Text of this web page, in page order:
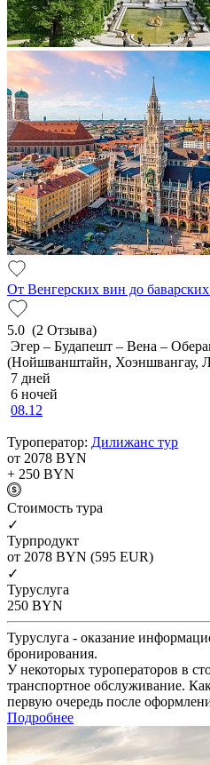
От Венгерских вин до баварских
5.0 (2 Отзыва)
Эгер – Будапешт – Вена –
(Нойшванштайн, Хоэншвангау,
7 дней
6 ночей
08.12
Туроператор: Дилижанс тур
от 2078 BYN
+ 250 BYN
Cтоимость тура
✓
Турпродукт
от 2078 BYN (595 EUR)
✓
Туруслуга
250 BYN
Туруслуга - оказание
бронирования.
У некоторых туроператоров в
транспортное обслуживание.
первую очередь после
Подробнее